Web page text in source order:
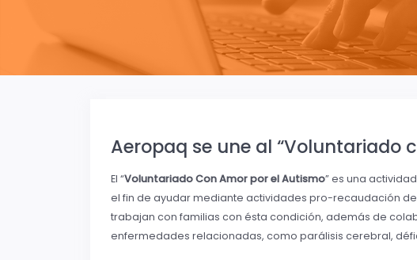
Aeropaq se une al “Voluntariado
El “Voluntariado Con Amor por el Autismo” es una
el fin de ayudar mediante actividades pro-recaudación
trabajan con familias con ésta condición, además de
enfermedades relacionadas, como parálisis cerebral,